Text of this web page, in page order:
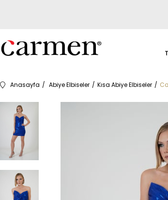
Anasayfa Abiye Elbiseler Kısa Abiye Elbiseler